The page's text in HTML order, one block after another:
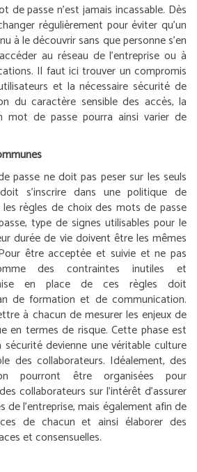
de passe n’est jamais incassable. Dès
régulièrement pour éviter qu’un
à le découvrir sans que personne s’en
au réseau de l’entreprise ou à
Il faut ici trouver un compromis
et la nécessaire sécurité de
du caractère sensible des accès, la
mot de passe pourra ainsi varier de
passe ne doit pas peser sur les seuls
s’inscrire dans une politique de
règles de choix des mots de passe
type de signes utilisables pour le
durée de vie doivent être les mêmes
être acceptée et suivie et ne pas
des contraintes inutiles et
en place de ces règles doit
de formation et de communication.
à chacun de mesurer les enjeux de
en termes de risque. Cette phase est
devienne une véritable culture
des collaborateurs. Idéalement, des
pourront être organisées pour
collaborateurs sur l’intérêt d’assurer
de l’entreprise, mais également afin de
de chacun et ainsi élaborer des
et consensuelles.